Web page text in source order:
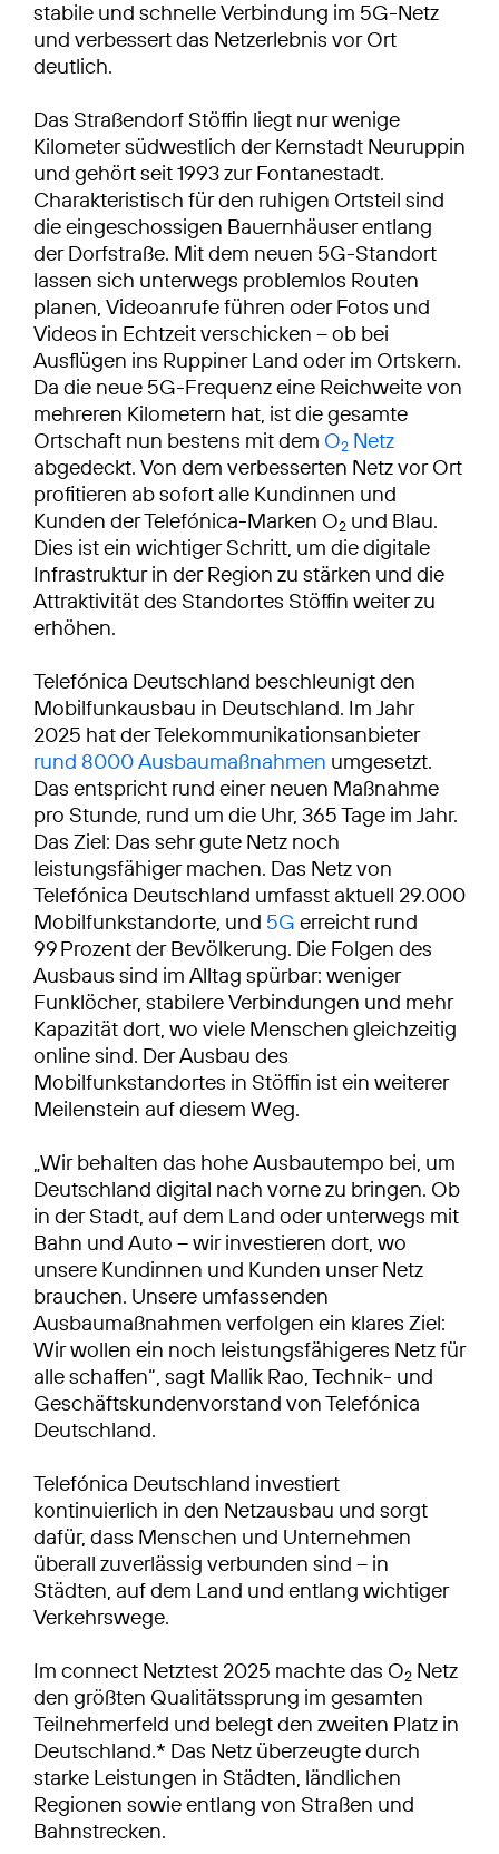
stabile und schnelle Verbindung im 5G-Netz
und verbessert das Netzerlebnis vor Ort
deutlich.
Das Straßendorf Stöffin liegt nur wenige
Kilometer südwestlich der Kernstadt Neuruppin
und gehört seit 1993 zur Fontanestadt.
Charakteristisch für den ruhigen Ortsteil sind
die eingeschossigen Bauernhäuser entlang
der Dorfstraße. Mit dem neuen 5G-Standort
lassen sich unterwegs problemlos Routen
planen, Videoanrufe führen oder Fotos und
Videos in Echtzeit verschicken – ob bei
Ausflügen ins Ruppiner Land oder im Ortskern.
Da die neue 5G-Frequenz eine Reichweite von
mehreren Kilometern hat, ist die gesamte
Ortschaft nun bestens mit dem O2 Netz
abgedeckt. Von dem verbesserten Netz vor Ort
profitieren ab sofort alle Kundinnen und
Kunden der Telefónica-Marken O2 und Blau.
Dies ist ein wichtiger Schritt, um die digitale
Infrastruktur in der Region zu stärken und die
Attraktivität des Standortes Stöffin weiter zu
erhöhen.
Telefónica Deutschland beschleunigt den
Mobilfunkausbau in Deutschland. Im Jahr
2025 hat der Telekommunikationsanbieter
rund 8000 Ausbaumaßnahmen umgesetzt.
Das entspricht rund einer neuen Maßnahme
pro Stunde, rund um die Uhr, 365 Tage im Jahr.
Das Ziel: Das sehr gute Netz noch
leistungsfähiger machen. Das Netz von
Telefónica Deutschland umfasst aktuell 29.000
Mobilfunkstandorte, und 5G erreicht rund
99 Prozent der Bevölkerung. Die Folgen des
Ausbaus sind im Alltag spürbar: weniger
Funklöcher, stabilere Verbindungen und mehr
Kapazität dort, wo viele Menschen gleichzeitig
online sind. Der Ausbau des
Mobilfunkstandortes in Stöffin ist ein weiterer
Meilenstein auf diesem Weg.
„Wir behalten das hohe Ausbautempo bei, um
Deutschland digital nach vorne zu bringen. Ob
in der Stadt, auf dem Land oder unterwegs mit
Bahn und Auto – wir investieren dort, wo
unsere Kundinnen und Kunden unser Netz
brauchen. Unsere umfassenden
Ausbaumaßnahmen verfolgen ein klares Ziel:
Wir wollen ein noch leistungsfähigeres Netz für
alle schaffen“, sagt Mallik Rao, Technik- und
Geschäftskundenvorstand von Telefónica
Deutschland.
Telefónica Deutschland investiert
kontinuierlich in den Netzausbau und sorgt
dafür, dass Menschen und Unternehmen
überall zuverlässig verbunden sind – in
Städten, auf dem Land und entlang wichtiger
Verkehrswege.
Im connect Netztest 2025 machte das O2 Netz
den größten Qualitätssprung im gesamten
Teilnehmerfeld und belegt den zweiten Platz in
Deutschland.* Das Netz überzeugte durch
starke Leistungen in Städten, ländlichen
Regionen sowie entlang von Straßen und
Bahnstrecken.